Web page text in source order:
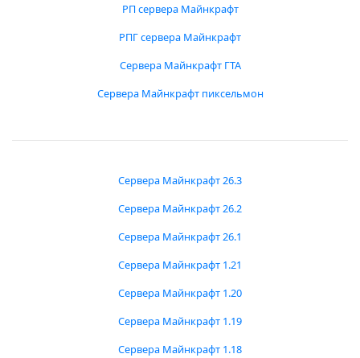
РП сервера Майнкрафт
РПГ сервера Майнкрафт
Сервера Майнкрафт ГТА
Сервера Майнкрафт пиксельмон
Сервера Майнкрафт 26.3
Сервера Майнкрафт 26.2
Сервера Майнкрафт 26.1
Сервера Майнкрафт 1.21
Сервера Майнкрафт 1.20
Сервера Майнкрафт 1.19
Сервера Майнкрафт 1.18